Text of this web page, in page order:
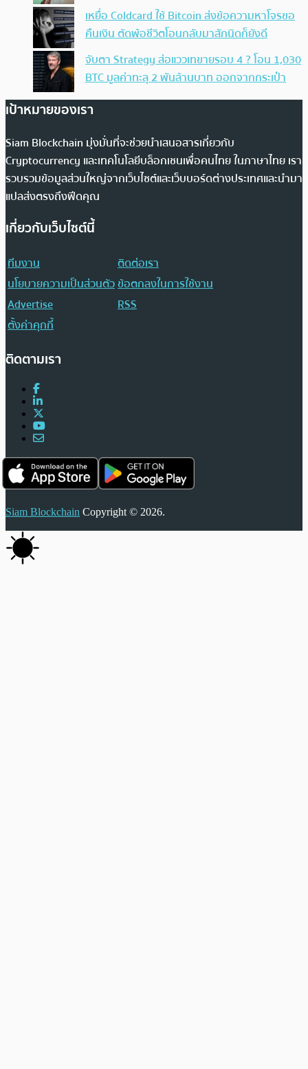
เหยื่อ Coldcard ใช้ Bitcoin ส่งข้อความหาโจรขอ
คืนเงิน ตัดพ้อชีวิตโอนกลับมาสักนิดก็ยังดี
จับตา Strategy ส่อแววเทขายรอบ 4 ? โอน 1,030
BTC มูลค่าทะลุ 2 พันล้านบาท ออกจากกระเป๋า
เป้าหมายของเรา
Siam Blockchain มุ่งมั่นที่จะช่วยนำเสนอสารเกี่ยวกับ
Cryptocurrency และเทคโนโลยีบล็อกเชนเพื่อคนไทย ในภาษาไทย เรา
รวบรวมข้อมูลส่วนใหญ่จากเว็บไซต์และเว็บบอร์ดต่างประเทศและนำมา
แปลส่งตรงถึงฟีดคุณ
เกี่ยวกับเว็บไซต์นี้
ทีมงาน
ติดต่อเรา
นโยบายความเป็นส่วนตัวข้อตกลงในการใช้งาน
Advertise
RSS
ตั้งค่าคุกกี้
ติดตามเรา
Siam Blockchain Copyright © 2026.